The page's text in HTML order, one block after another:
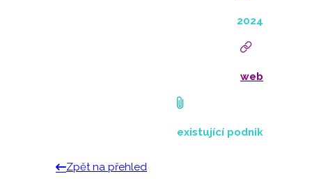
2024
web
existující podnik
Zpět na přehled